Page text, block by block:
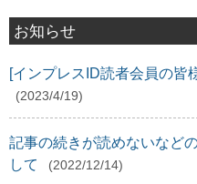
お知らせ
[インプレスID読者会員の皆
(2023/4/19)
記事の続きが読めないなど
して
(2022/12/14)